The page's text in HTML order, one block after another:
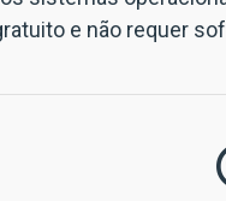
e não requer